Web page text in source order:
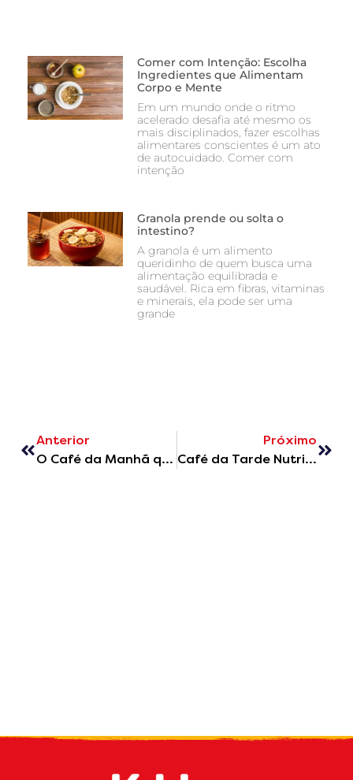
Comer com Intenção: Escolha
Ingredientes que Alimentam
Corpo e Mente
Em um mundo onde o ritmo
acelerado desafia até mesmo os
mais disciplinados, fazer escolhas
alimentares conscientes é um ato
de autocuidado. Comer com
intenção
Granola prende ou solta o
intestino?
A granola é um alimento
queridinho de quem busca uma
alimentação equilibrada e
saudável. Rica em fibras, vitaminas
e minerais, ela pode ser uma
grande
Anterior
O Café da Manhã que Vai Transformar o Seu Dia
Próximo
Café da Tarde Nutritivo: Transforme sua Pausa em um Momento de Bem-Estar